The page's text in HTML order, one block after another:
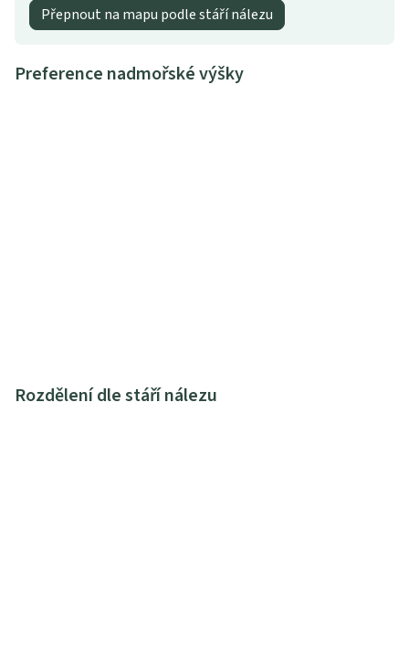
Přepnout na mapu podle stáří nálezu
Preference nadmořské výšky
Rozdělení dle stáří nálezu